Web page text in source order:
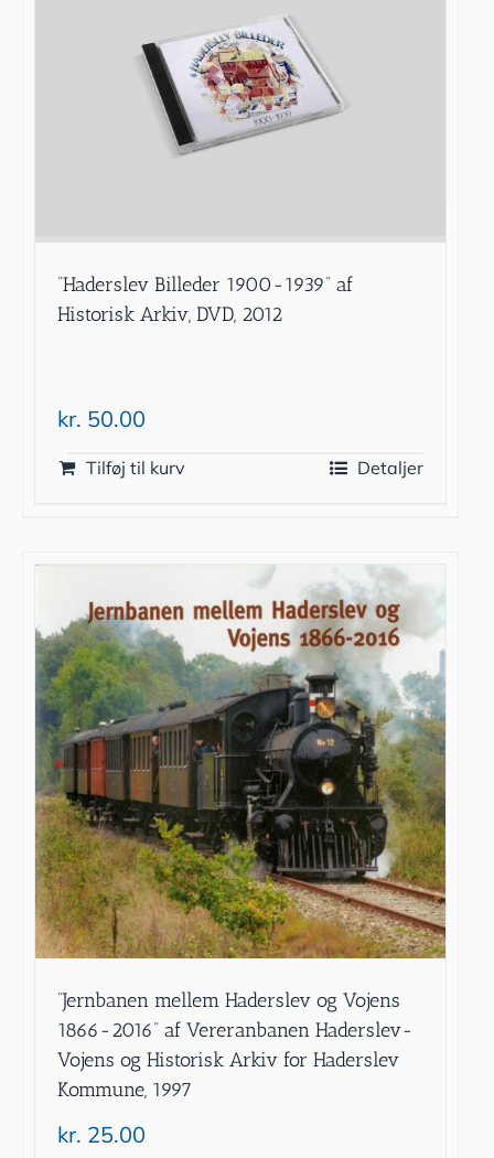
”Haderslev Billeder 1900-1939” af
Historisk Arkiv, DVD, 2012
kr. 50.00
Tilføj til kurv Detaljer
”Jernbanen mellem Haderslev og Vojens
1866-2016” af Vereranbanen Haderslev-
Vojens og Historisk Arkiv for Haderslev
Kommune, 1997
kr. 25.00